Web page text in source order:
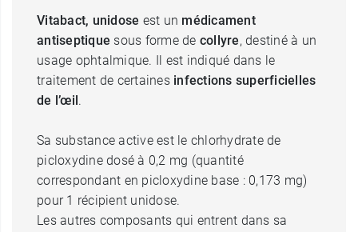
Vitabact, unidose est un médicament
antiseptique sous forme de collyre, destiné à un
usage ophtalmique. Il est indiqué dans le
traitement de certaines infections superficielles
de l’œil.
Sa substance active est le chlorhydrate de
picloxydine dosé à 0,2 mg (quantité
correspondant en picloxydine base : 0,173 mg)
pour 1 récipient unidose.
Les autres composants qui entrent dans sa